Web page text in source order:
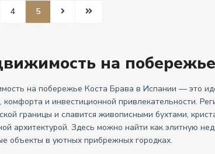
4 5
на
на побережье Коста Брава в Испании — это
комфорта и инвестиционной привлекательности.
границы и славится живописными бухтами,
архитектурой. Здесь можно найти как элитную
объекты в уютных прибрежных городках.